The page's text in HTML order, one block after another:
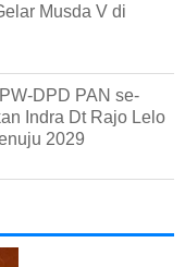
Musda V di
DPD PAN se-
Indra Dt Rajo Lelo
2029